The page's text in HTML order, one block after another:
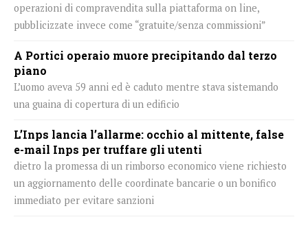
operazioni di compravendita sulla piattaforma on line,
pubblicizzate invece come “gratuite/senza commissioni”
A Portici operaio muore precipitando dal terzo
piano
L’uomo aveva 59 anni ed è caduto mentre stava sistemando
una guaina di copertura di un edificio
L’Inps lancia l’allarme: occhio al mittente, false
e-mail Inps per truffare gli utenti
dietro la promessa di un rimborso economico viene richiesto
un aggiornamento delle coordinate bancarie o un bonifico
immediato per evitare sanzioni